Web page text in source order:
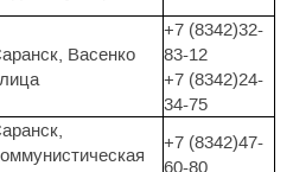
Васенко
+7 (8342)32-
83-12
+7 (8342)24-
34-75
+7 (8342)47-
60-80